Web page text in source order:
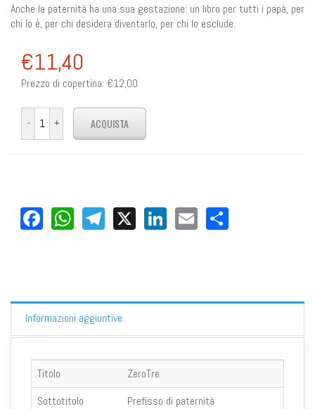
Anche la paternità ha una sua gestazione: un libro per tutti i papà, per
chi lo è, per chi desidera diventarlo, per chi lo esclude.
€11,40
Prezzo di copertina: €12,00
Facebook
WhatsApp
Telegram
X LinkedIn
Email
Informazioni aggiuntive
Titolo
ZeroTre
Sottotitolo
Prefisso di paternità